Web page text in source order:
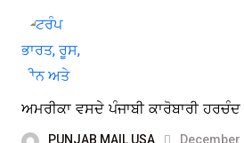
ਅਮਰੀਕਾ ਵਸਦੇ ਪੰਜਾਬੀ ਕਾਰੋਬਾਰੀ
PUNJAB MAIL USA December